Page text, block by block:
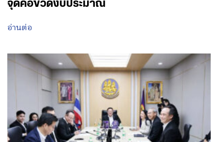
จุดคอขวดงบประมาณ
อ่านต่อ